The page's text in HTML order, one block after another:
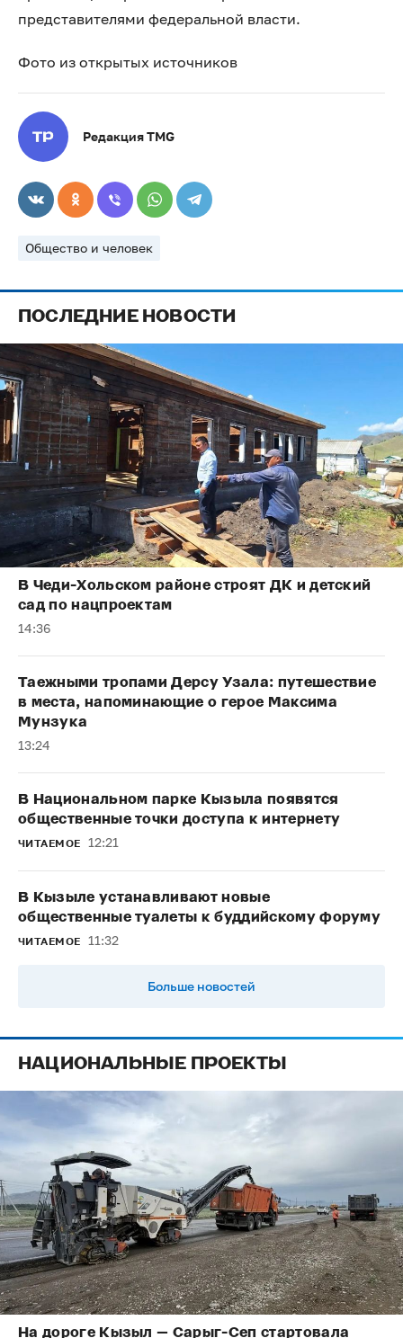
представителями федеральной власти.
Фото из открытых источников
Редакция TMG
Общество и человек
ПОСЛЕДНИЕ НОВОСТИ
В Чеди-Хольском районе строят ДК и детский
сад по нацпроектам
14:36
Таежными тропами Дерсу Узала: путешествие
в места, напоминающие о герое Максима
Мунзука
13:24
В Национальном парке Кызыла появятся
общественные точки доступа к интернету
ЧИТАЕМОЕ 12:21
В Кызыле устанавливают новые
общественные туалеты к буддийскому форуму
ЧИТАЕМОЕ 11:32
Больше новостей
НАЦИОНАЛЬНЫЕ ПРОЕКТЫ
На дороге Кызыл — Сарыг-Сеп стартовала